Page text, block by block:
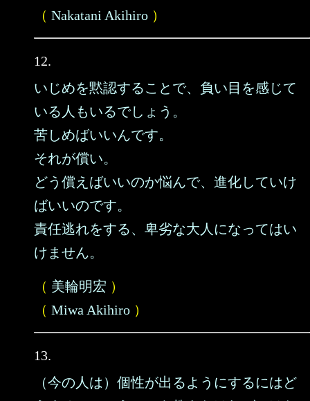
（ Nakatani Akihiro ）
12.
いじめを黙認することで、負い目を感じて
いる人もいるでしょう。
苦しめばいいんです。
それが償い。
どう償えばいいのか悩んで、進化していけ
ばいいのです。
責任逃れをする、卑劣な大人になってはい
けません。
（ 美輪明宏 ）
（ Miwa Akihiro ）
13.
（今の人は）個性が出るようにするにはど